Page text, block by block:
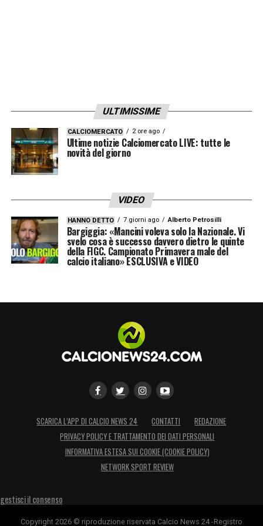
LA PLAYLIST DELLE NOSTRE TOP NEWS
ULTIMISSIME
CALCIOMERCATO 2 ore ago
Ultime notizie Calciomercato LIVE: tutte le
novità del giorno
VIDEO
HANNO DETTO 7 giorni ago Alberto Petrosilli
Bargiggia: «Mancini voleva solo la Nazionale. Vi
svelo cosa è successo davvero dietro le quinte
della FIGC. Campionato Primavera male del
calcio italiano» ESCLUSIVA e VIDEO
SCARICA L’APP DI CALCIO NEWS 24 CONTATTI
REDAZIONE
PRIVACY POLICY E TRATTAMENTO DEI DATI PERSONALI
INFORMATIVA ESTESA SUI COOKIE (COOKIE POLICY)
NETWORK SPORT REVIEW
gestisci il consenso
Copyright 2026 © riproduzione riservata Calcio News 24 -Registro